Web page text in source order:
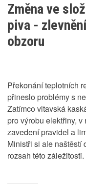
Plekance
Lucie
Změna ve
piva -
obzoru
Překonání teplotních
přineslo problémy s
Zatímco vltavská
pro výrobu elektřiny,
zavedení pravidel a
Ministři si ale naštěstí
rozsah této